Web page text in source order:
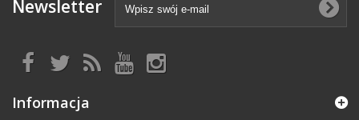
Newsletter
Informacja